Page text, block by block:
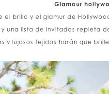
Glamour
el brillo y el glamur de
una lista de invitados repleta
y lujosos tejidos harán que